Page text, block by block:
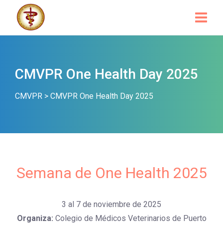
CMVPR One Health Day 2025
CMVPR > CMVPR One Health Day 2025
Semana de One Health 2025
3 al 7 de noviembre de 2025
Organiza: Colegio de Médicos Veterinarios de Puerto